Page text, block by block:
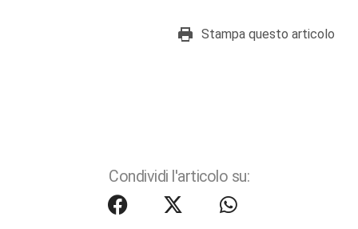
Stampa questo articolo
Condividi l'articolo su: